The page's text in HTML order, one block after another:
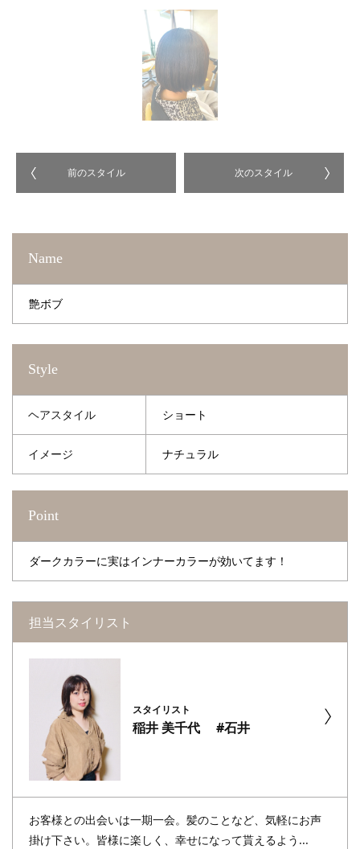
前のスタイル 次のスタイル
Name
艶ボブ
Style
ヘアスタイル ショート
イメージ ナチュラル
Point
ダークカラーに実はインナーカラーが効いてます！
担当スタイリスト
スタイリスト
稲井 美千代 #石井
お客様との出会いは一期一会。髪のことなど、気軽にお声
掛け下さい。皆様に楽しく、幸せになって貰えるよう...